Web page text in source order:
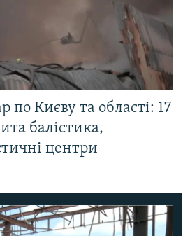
по Києву та області: 17
балістика,
центри